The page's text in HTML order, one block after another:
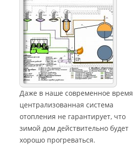
Даже в наше современное время
централизованная система
отопления не гарантирует, что
зимой дом действительно будет
хорошо прогреваться.